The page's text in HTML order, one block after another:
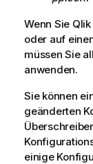
Wenn Sie
oder auf
müssen Sie
anwenden.
Sie können
geänderten
einige